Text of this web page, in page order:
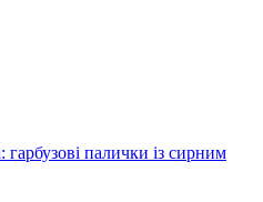
гарбузові палички із сирним